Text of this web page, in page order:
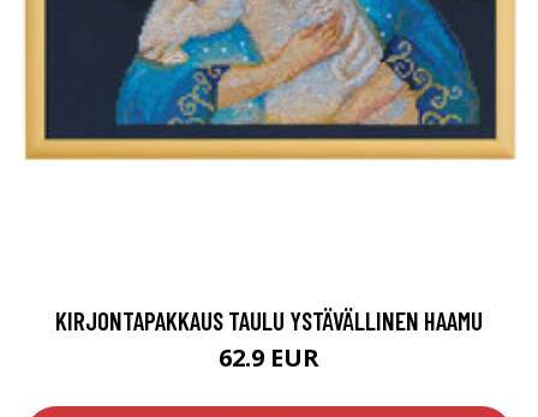
KIRJONTAPAKKAUS TAULU YSTÄVÄLLINEN HAAMU
62.9 EUR